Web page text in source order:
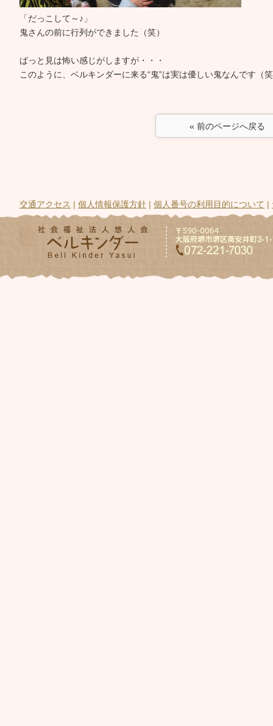
「だっこして～♪」
鬼さんの前に行列ができました（笑）
ぱっと見は怖い感じがしますが・・・
このように、ベルキンダーに来る“鬼”は実は優しい鬼なんです（
« 前のページへ戻る
交通アクセス | 個人情報保護方針 | 個人番号の利用目的について |